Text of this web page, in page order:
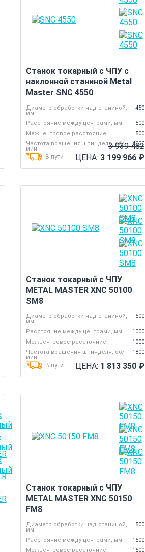
Станок токарный с ЧПУ с
наклонной станиной Metal
Master SNC 4550
Диаметр обработки над станиной,
мм:
450
Расстояние между центрами, мм:
500
Межцентровое расстояние:
500
Частота вращения шпинделя, об/
мин:
4000
В пути ЦЕНА: 3 199 966 ₽
3 939 482
Станок токарный с ЧПУ
METAL MASTER XNC 50100
SM8
Диаметр обработки над станиной,
мм:
500
Расстояние между центрами, мм:
1000
Межцентровое расстояние:
1000
Частота вращения шпинделя, об/
мин:
1800
В пути ЦЕНА: 1 813 350 ₽
Станок токарный с ЧПУ
METAL MASTER XNC 50150
FM8
Диаметр обработки над станиной,
мм:
500
Расстояние между центрами, мм:
1500
Межцентровое расстояние:
1500